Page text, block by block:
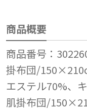
商品概要
商品番号：
掛布団/
エステル70%、
肌掛布団/